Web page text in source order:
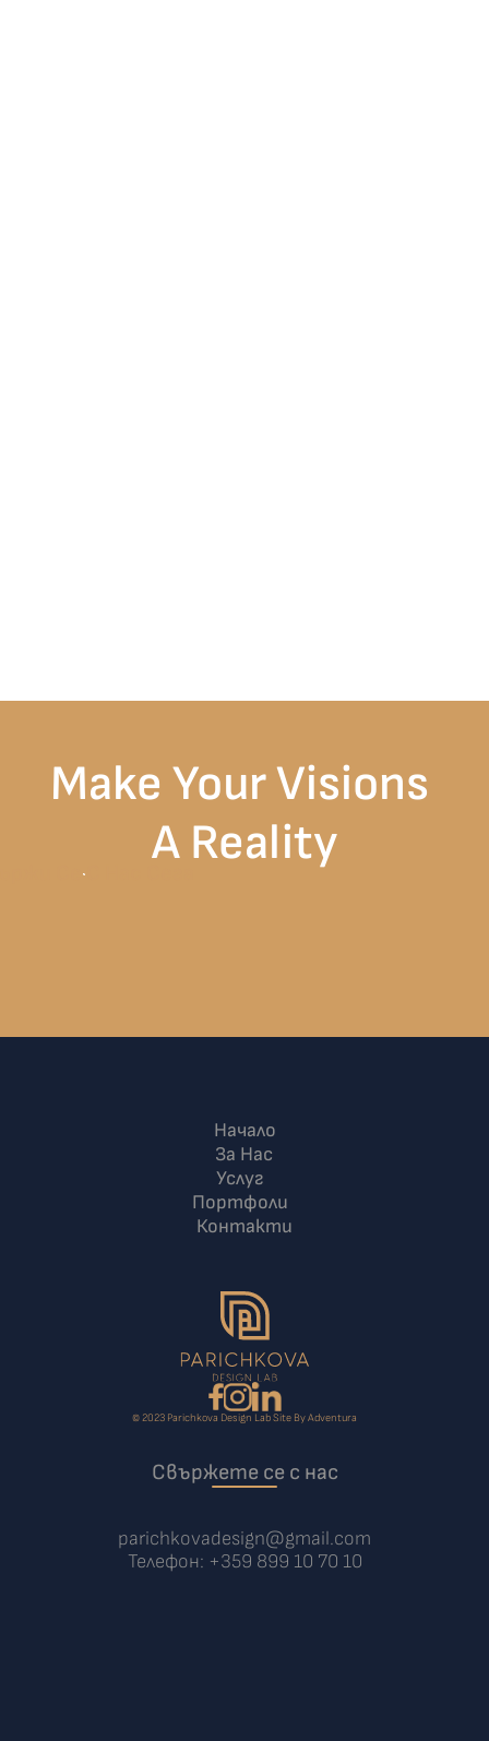
Make Your Visions
A Reality
Се С Нас Сега
Начало
За Нас
Услуг
И
Портфоли
О
Контакти
© 2023 Parichkova Design Lab Site By Adventura
Свържете се с нас
parichkovadesign@gmail.com
Телефон: +359 899 10 70 10